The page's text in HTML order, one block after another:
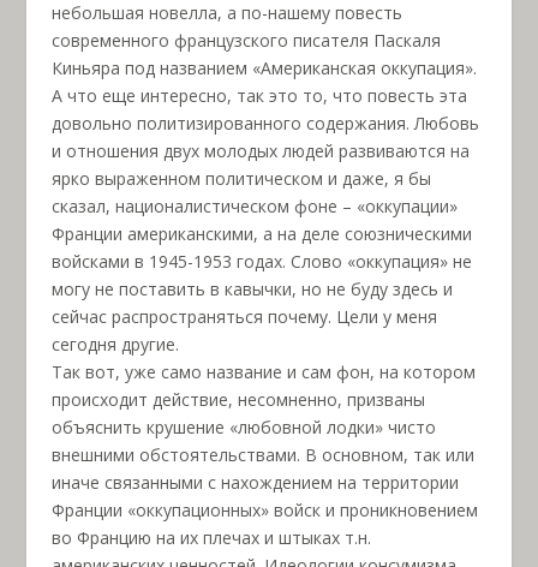
небольшая новелла, а по-нашему повесть
современного французского писателя Паскаля
Киньяра под названием «Американская оккупация».
А что еще интересно, так это то, что повесть эта
довольно политизированного содержания. Любовь
и отношения двух молодых людей развиваются на
ярко выраженном политическом и даже, я бы
сказал, националистическом фоне – «оккупации»
Франции американскими, а на деле союзническими
войсками в 1945-1953 годах. Слово «оккупация» не
могу не поставить в кавычки, но не буду здесь и
сейчас распространяться почему. Цели у меня
сегодня другие.
Так вот, уже само название и сам фон, на котором
происходит действие, несомненно, призваны
объяснить крушение «любовной лодки» чисто
внешними обстоятельствами. В основном, так или
иначе связанными с нахождением на территории
Франции «оккупационных» войск и проникновением
во Францию на их плечах и штыках т.н.